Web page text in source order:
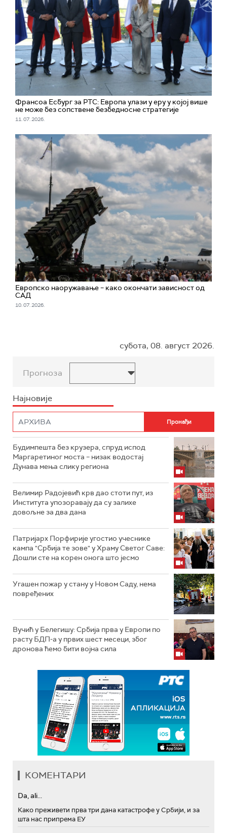
Франсоа Есбург за РТС: Европа улази у еру у којој више
не може без сопствене безбедносне стратегије
11. 07. 2026.
Европско наоружавање – како окончати зависност од
САД
10. 07. 2026.
субота, 08. август 2026.
Прогноза
Најновије
Будимпешта без крузера, спруд испод
Маргаретиног моста – низак водостај
Дунава мења слику региона
Велимир Радојевић крв дао стоти пут, из
Института упозоравају да су залихе
довољне за два дана
Патријарх Порфирије угостио учеснике
кампа "Србија те зове" у Храму Светог Саве:
Дошли сте на корен онога што јесмо
Угашен пожар у стану у Новом Саду, нема
повређених
Вучић у Белегишу: Србија прва у Европи по
расту БДП-а у првих шест месеци, због
дронова ћемо бити војна сила
КОМЕНТАРИ
Da, ali...
Како преживети прва три дана катастрофе у Србији, и за
шта нас припрема ЕУ